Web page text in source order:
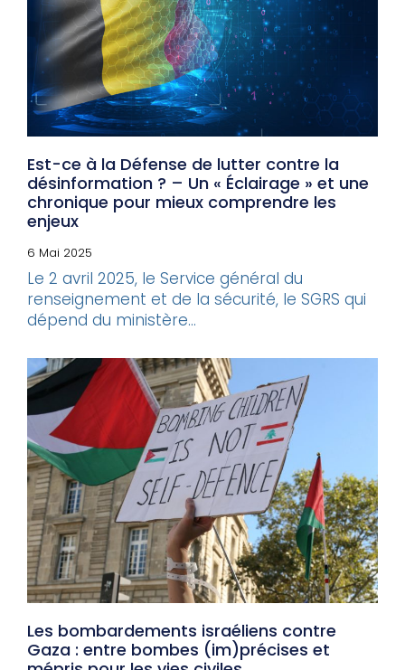
Est-ce à la Défense de lutter contre la
désinformation ? – Un « Éclairage » et une
chronique pour mieux comprendre les
enjeux
6 Mai 2025
Le 2 avril 2025, le Service général du
renseignement et de la sécurité, le SGRS qui
dépend du ministère...
Les bombardements israéliens contre
Gaza : entre bombes (im)précises et